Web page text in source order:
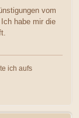
vom
habe mir die
ich aufs